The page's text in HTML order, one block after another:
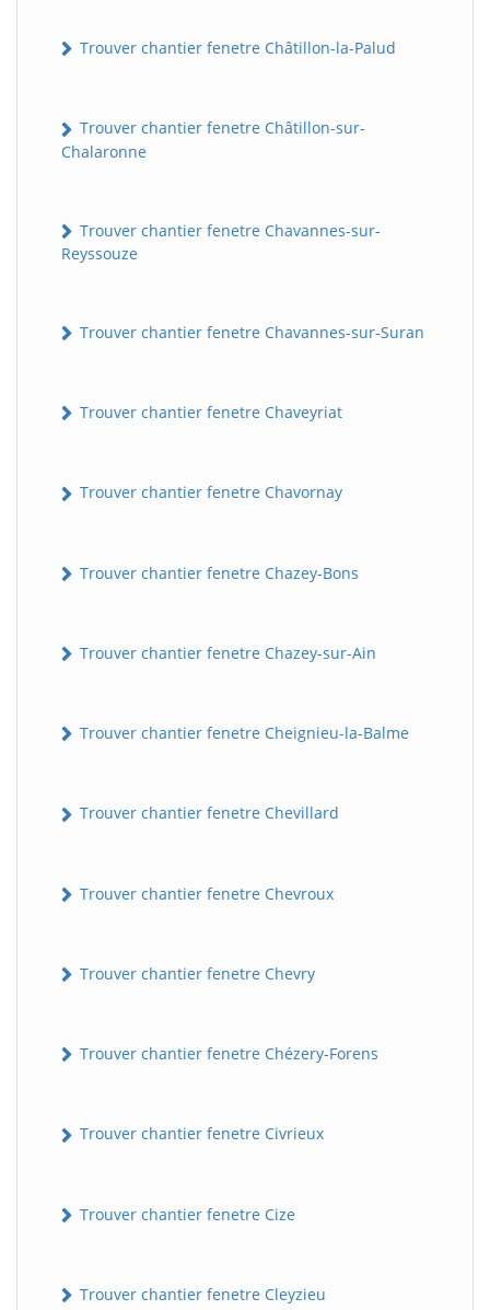
Trouver chantier fenetre Châtillon-la-Palud
Trouver chantier fenetre Châtillon-sur-
Chalaronne
Trouver chantier fenetre Chavannes-sur-
Reyssouze
Trouver chantier fenetre Chavannes-sur-Suran
Trouver chantier fenetre Chaveyriat
Trouver chantier fenetre Chavornay
Trouver chantier fenetre Chazey-Bons
Trouver chantier fenetre Chazey-sur-Ain
Trouver chantier fenetre Cheignieu-la-Balme
Trouver chantier fenetre Chevillard
Trouver chantier fenetre Chevroux
Trouver chantier fenetre Chevry
Trouver chantier fenetre Chézery-Forens
Trouver chantier fenetre Civrieux
Trouver chantier fenetre Cize
Trouver chantier fenetre Cleyzieu
BatiWebPro